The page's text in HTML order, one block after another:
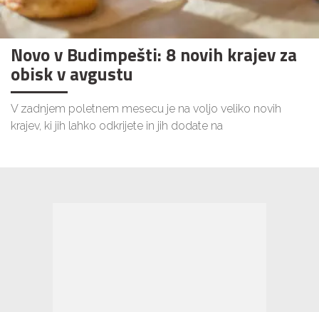
Novo v Budimpešti: 8 novih krajev za
obisk v avgustu
V zadnjem poletnem mesecu je na voljo veliko novih
krajev, ki jih lahko odkrijete in jih dodate na